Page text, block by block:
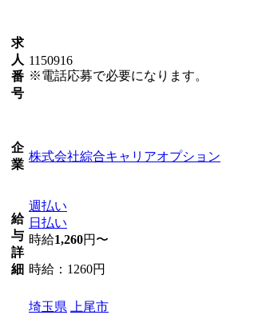
求
人
番
号
1150916
※電話応募で必要になります。
企
業
株式会社綜合キャリアオプション
給
与
詳
細
週払い
日払い
時給1,260円〜
時給：1260円
埼玉県 上尾市